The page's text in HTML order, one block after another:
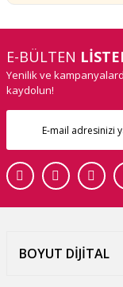
E-BÜLTEN
Yenilik ve
kaydolun!
BOYUT DİJİTAL